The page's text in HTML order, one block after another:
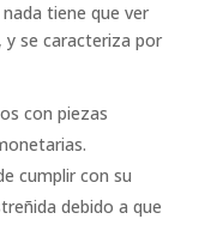
tiene que ver
y se caracteriza por
con piezas
cumplir con su
debido a que